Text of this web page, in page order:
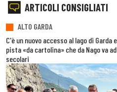
ARTICOLI CONSIGLIATI
ALTO GARDA
C'è un nuovo accesso al lago di
pista «da cartolina» che da Nago va
secolari